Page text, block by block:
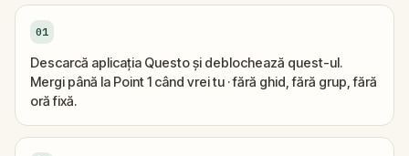
01
Descarcă aplicația Questo și deblochează quest-ul.
Mergi până la Point 1 când vrei tu · fără ghid, fără grup, fără
oră fixă.